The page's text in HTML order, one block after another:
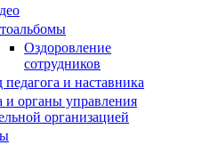
Оздоровление
сотрудников
педагога и наставника
и органы управления
организацией